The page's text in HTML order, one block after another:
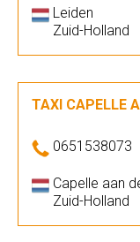
Leiden
Zuid-Holland
TAXI CAPELLE
0651538073
Capelle aan
Zuid-Holland